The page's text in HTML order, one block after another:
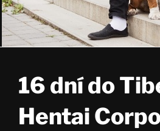
16 dní do
Hentai